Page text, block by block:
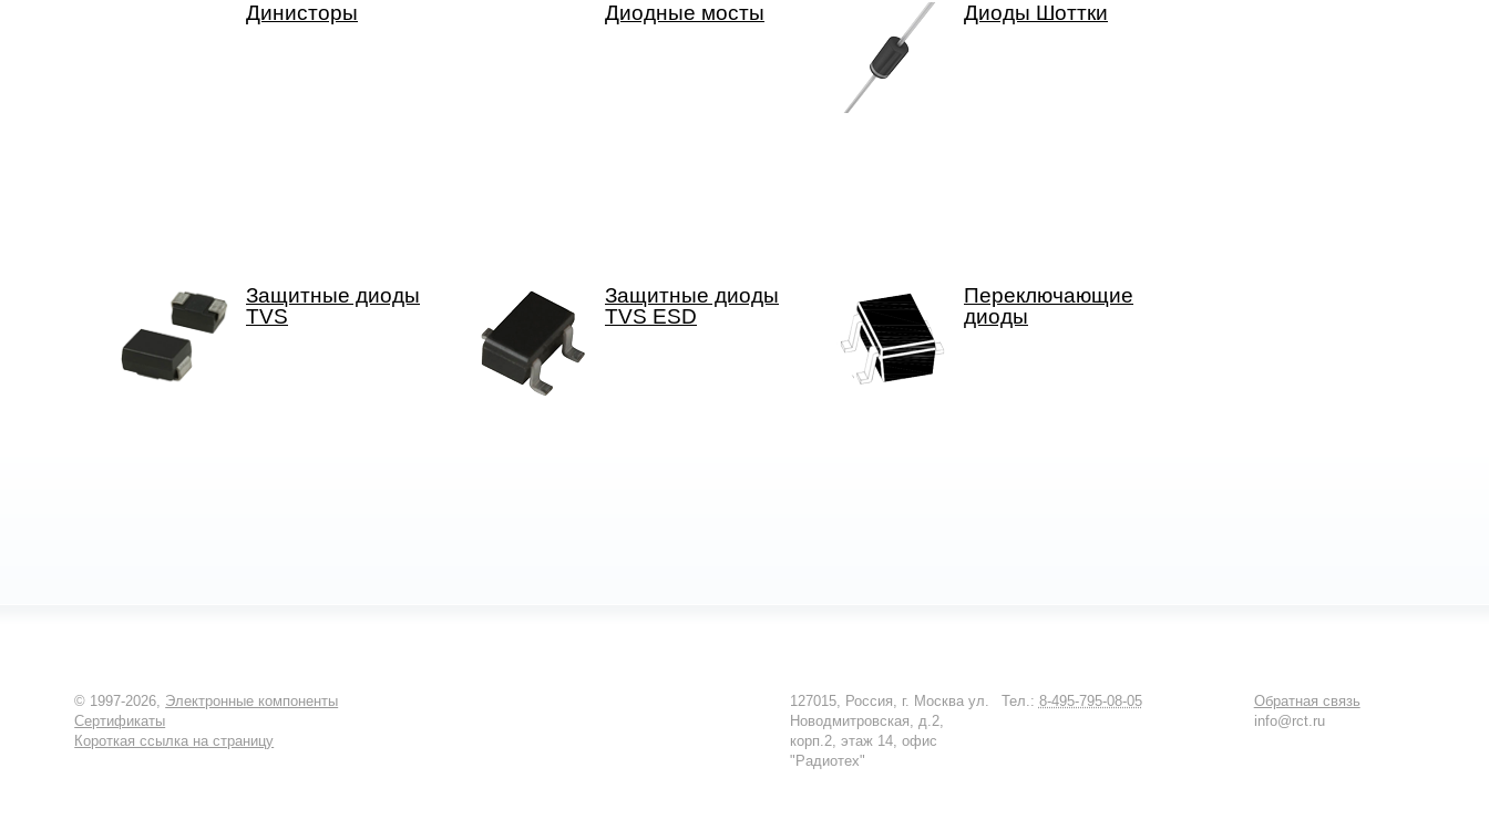
Динисторы Диодные мосты Диоды Шоттки
Защитные диоды
TVS
Защитные диоды
TVS ESD
Переключающие
диоды
© 1997-2026, Электронные компоненты
Сертификаты
Короткая ссылка на страницу
Обратная связь
info@rct.ru
Тел.: 8-495-795-08-05
127015, Россия, г. Москва ул.
Новодмитровская, д.2,
корп.2, этаж 14, офис
"Радиотех"